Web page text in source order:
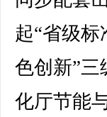
起“省级
色创新”
化厅节能